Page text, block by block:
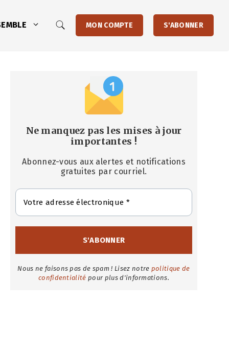
MON COMPTE S'ABONNER
Ne manquez pas les mises à jour
importantes !
Abonnez-vous aux alertes et notifications
gratuites par courriel.
Nous ne faisons pas de spam ! Lisez notre politique de
confidentialité pour plus d'informations.